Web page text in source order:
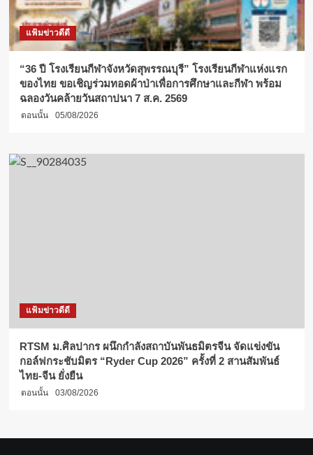
แฟ้มข่าวดีดี
“36 ปี โรงเรียนกีฬาจังหวัดสุพรรณบุรี” โรงเรียนกีฬาแห่งแรก
ของไทย ขอเชิญร่วมทอดผ้าป่าเพื่อการศึกษาและกีฬา พร้อม
ฉลองวันคล้ายวันสถาปนา 7 ส.ค. 2569
ตอนนั้น 05/08/2026
แฟ้มข่าวดีดี
RTSM ม.ศิลปากร ผนึกกำลังสถาบันพันธมิตรจีน จัดแข่งขัน
กอล์ฟกระชับมิตร “Ryder Cup 2026” ครั้งที่ 2 สานสัมพันธ์
ไทย-จีน ยั่งยืน
ตอนนั้น 03/08/2026